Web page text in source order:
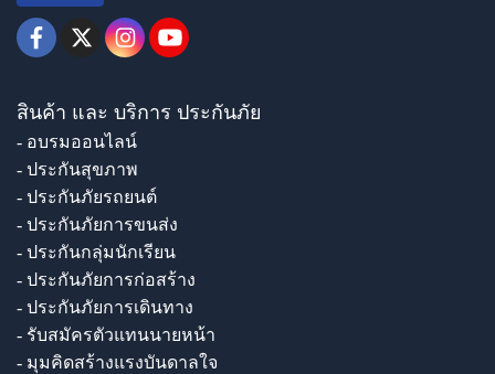
สินค้า และ บริการ ประกันภัย
- อบรมออนไลน์
- ประกันสุขภาพ
- ประกันภัยรถยนต์
- ประกันภัยการขนส่ง
- ประกันกลุ่มนักเรียน
- ประกันภัยการก่อสร้าง
- ประกันภัยการเดินทาง
- รับสมัครตัวแทนนายหน้า
- มุมคิดสร้างแรงบันดาลใจ